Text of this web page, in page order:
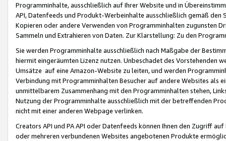
Programminhalte, ausschließlich auf Ihrer Website und in
API, Datenfeeds und Produkt-Werbeinhalte ausschließlich gemäß
Kopieren oder andere Verwenden von Programminhalten zugunsten
Sammeln und Extrahieren von Daten. Zur Klarstellung: Zu den
Sie werden Programminhalte ausschließlich nach Maßgabe der
hiermit eingeräumten Lizenz nutzen. Unbeschadet des Vorstehenden
Umsätze auf eine Amazon-Website zu leiten, und werden
Verbindung mit Programminhalten Besucher auf andere Websites als
unmittelbarem Zusammenhang mit den Programminhalten stehen,
Nutzung der Programminhalte ausschließlich mit der betreffenden
nicht mit einer anderen Webpage verlinken.
Creators API und PA API oder Datenfeeds können Ihnen den Zugriff
oder mehreren verbundenen Websites angebotenen Produkte